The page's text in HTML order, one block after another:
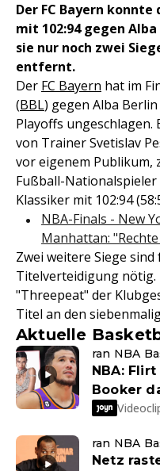
Der FC Bayern
mit 102:94 gegen
sie nur noch zwei
entfernt.
Der FC Bayern hat im
(BBL) gegen Alba
Playoffs ungeschlagen.
von Trainer Svetislav
vor eigenem Publikum,
Fußball-
Klassiker mit 102:94
NBA-Finals - New
Manhattan:
Zwei weitere Siege
Titelverteidigung nötig.
"Threepeat" der
Titel an den
Aktuelle
ran NBA
NBA:
Booker
ran NBA
Netz